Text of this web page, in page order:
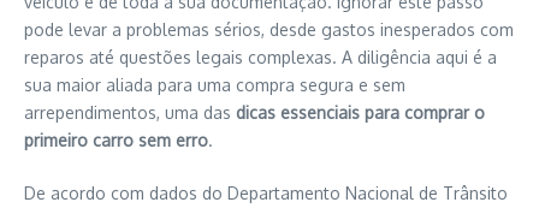
pode levar a problemas sérios, desde gastos inesperados com
reparos até questões legais complexas. A diligência aqui é a
sua maior aliada para uma compra segura e sem
arrependimentos, uma das dicas essenciais para comprar o
primeiro carro sem erro.
De acordo com dados do Departamento Nacional de Trânsito